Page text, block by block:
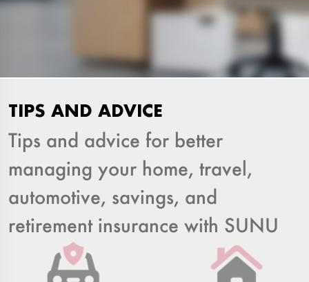
TIPS AND ADVICE
Tips and advice for better
managing your home, travel,
automotive, savings, and
retirement insurance with SUNU